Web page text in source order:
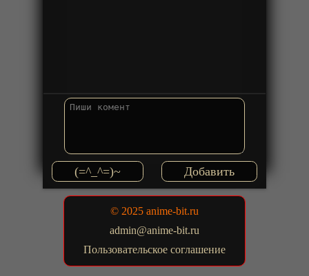
(=^_^=)~
© 2025 anime-bit.ru
admin@anime-bit.ru
Пользовательское соглашение